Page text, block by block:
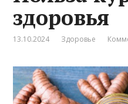
здоровья
13.10.2024 Здоровье